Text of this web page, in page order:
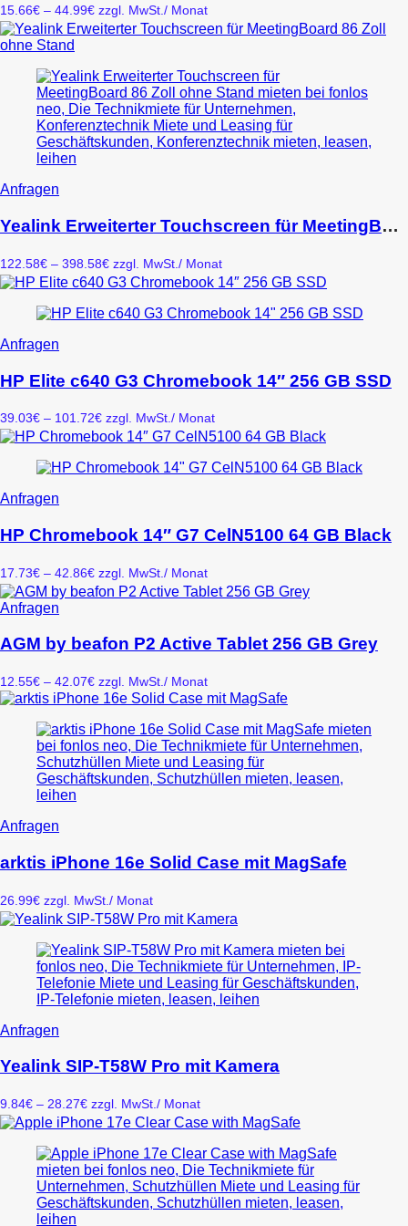
auf.
Die
Optionen
können
auf
der
Produktseite
gewählt
werden
15.66€ – 44.99€Preisspanne:
15.66€
zzgl. MwSt./ Monat
Anfragen
weist
mehrere
auf.
Die
können
der
gewählt
Yealink Erweiterter Touchscreen für MeetingBoard 86 Zoll ohne Stand
122.58€ – 398.58€Preisspanne:
122.58€
398.58€
zzgl. MwSt. / Monat
Anfragen
weist
mehrere
auf.
Die
Optionen
können
der
gewählt
HP Elite c640 G3 Chromebook 14″ 256 GB SSD
39.03€ – 101.72€Preisspanne:
39.03€
101.72€
zzgl. MwSt./ Monat
Anfragen
weist
mehrere
auf.
Die
Optionen
auf
Produktseite
gewählt
HP Chromebook 14″ G7 CelN5100 64 GB Black
17.73€ – 42.86€Preisspanne:
17.73€
zzgl. MwSt. / Monat
Anfragen
weist
mehrere
auf.
Die
Optionen
können
auf
der
Produktseite
gewählt
AGM by beafon P2 Active Tablet 256 GB Grey
12.55€ – 42.07€Preisspanne:
12.55€
42.07€
zzgl. MwSt. / Monat
Anfragen
arktis iPhone 16e Solid Case mit MagSafe
26.99€ zzgl. MwSt. / Monat
Anfragen
weist
mehrere
auf.
Die
Optionen
können
auf
der
Produktseite
Yealink SIP-T58W Pro mit Kamera
9.84€ – 28.27€Preisspanne:
9.84€
28.27€
zzgl. MwSt. / Monat